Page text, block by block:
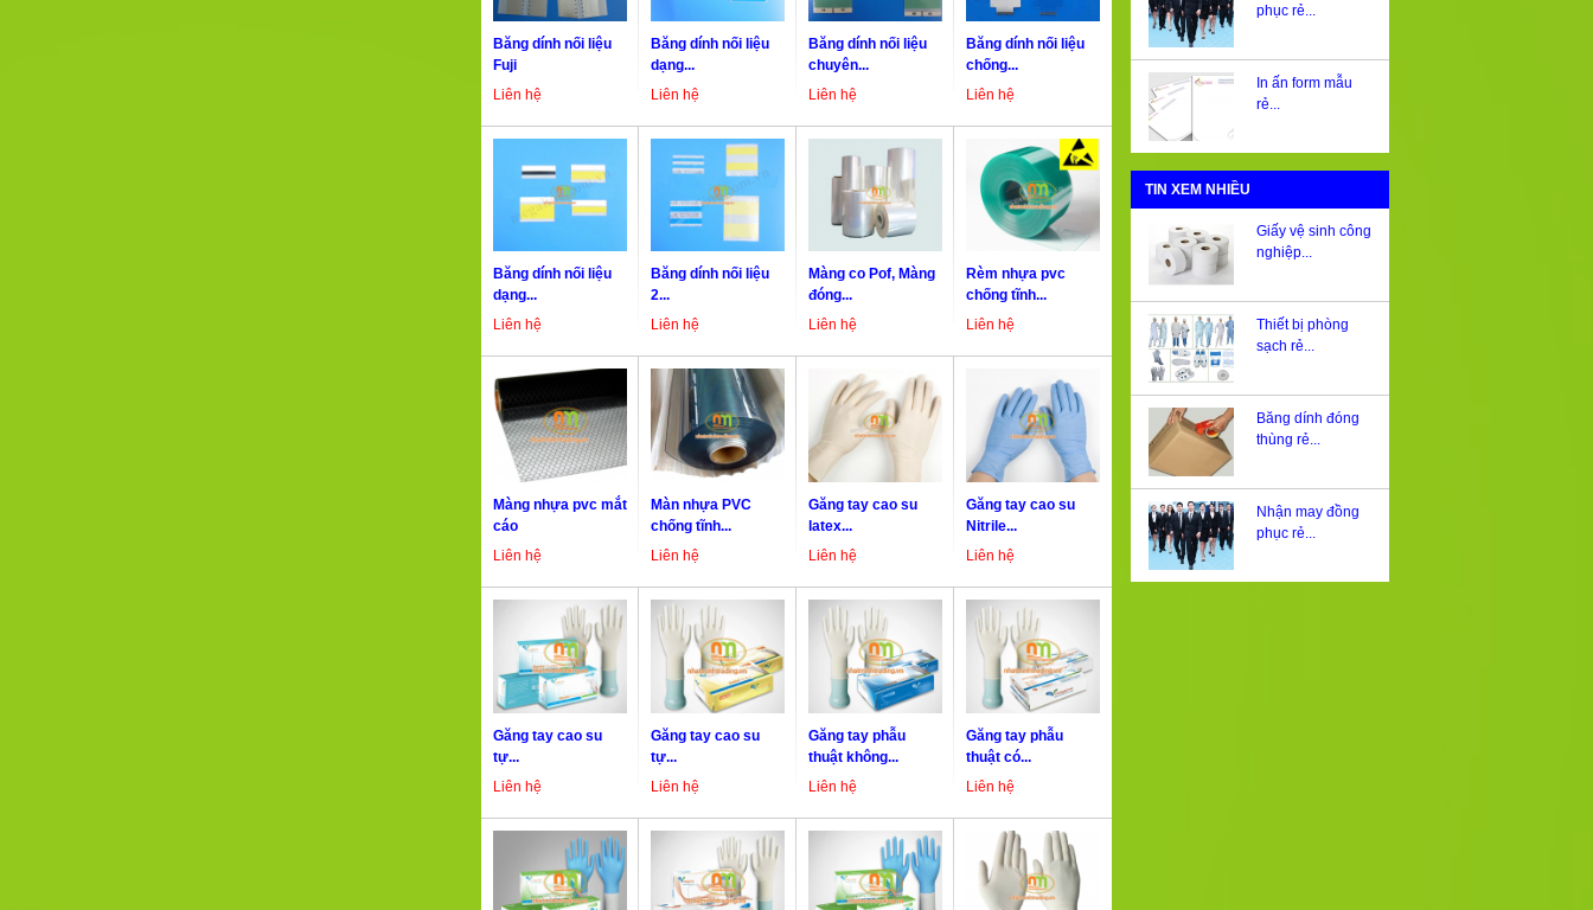
Băng dính nối liệu
Fuji
Liên hệ
Băng dính nối liệu
dạng...
Liên hệ
Băng dính nối liệu
chuyên...
Liên hệ
Băng dính nối liệu
chống...
Liên hệ
Băng dính nối liệu
dạng...
Liên hệ
Băng dính nối liệu
2...
Liên hệ
Màng co Pof, Màng
đóng...
Liên hệ
Rèm nhựa pvc
chống tĩnh...
Liên hệ
Màng nhựa pvc mắt
cáo
Liên hệ
Màn nhựa PVC
chống tĩnh...
Liên hệ
Găng tay cao su
latex...
Liên hệ
Găng tay cao su
Nitrile...
Liên hệ
Găng tay cao su
tự...
Liên hệ
Găng tay cao su
tự...
Liên hệ
Găng tay phẫu
thuật không...
Liên hệ
Găng tay phẫu
thuật có...
Liên hệ
phục rẻ...
In ấn form mẫu
rẻ...
TIN XEM NHIỀU
Giấy vệ sinh công
nghiệp...
Thiết bị phòng
sạch rẻ...
Băng dính đóng
thùng rẻ...
Nhận may đồng
phục rẻ...